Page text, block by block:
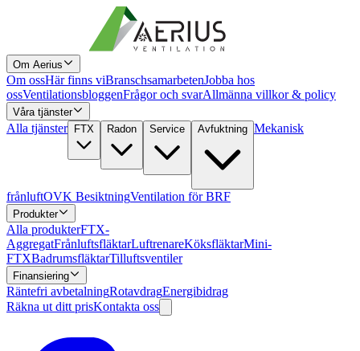
Om Aerius
Om ossHär finns viBranschsamarbetenJobba hos
ossVentilationsbloggenFrågor och svarAllmänna villkor & policy
Våra tjänster
Alla tjänster FTX Radon Service Avfuktning Mekanisk
frånluftOVK BesiktningVentilation för BRF
Produkter
Alla produkterFTX-
AggregatFrånluftsfläktarLuftrenareKöksfläktarMini-
FTXBadrumsfläktarTilluftsventiler
Finansiering
Räntefri avbetalningRotavdragEnergibidrag
Räkna ut ditt prisKontakta oss